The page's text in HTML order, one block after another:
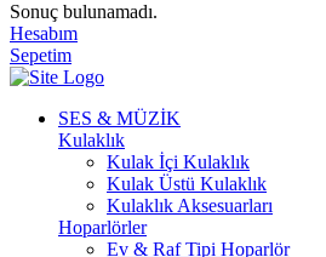
Sonuç bulunamadı.
Hesabım
Sepetim
SES & MÜZİK
Kulaklık
Kulak İçi Kulaklık
Kulak Üstü Kulaklık
Kulaklık Aksesuarları
Hoparlörler
Ev & Raf Tipi Hoparlör